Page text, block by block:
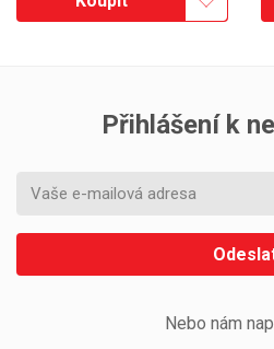
Přihlášení k
Nebo nám